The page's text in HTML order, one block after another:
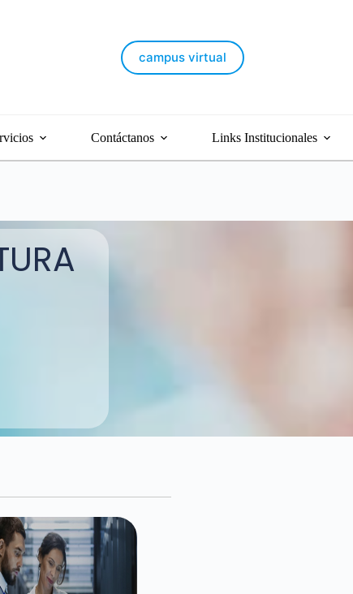
(ILAVE- LOCAL PRINCIPAL)
campus virtual
Contáctanos Links Institucionales